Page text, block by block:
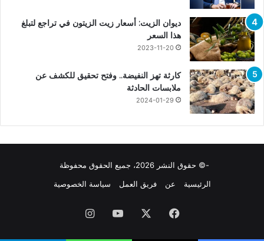
ديوان الزيت: أسعار زيت الزيتون في تراجع لتبلغ
هذا السعر
2023-11-20
كارثة تهز النفيضة.. وفتح تحقيق للكشف عن
ملابسات الحادثة
2024-01-29
-© حقوق النشر 2026، جميع الحقوق محفوظة
الرئيسية
عن فريق العمل سياسة الخصوصية
فيسبوك يوتيوبانستقرام